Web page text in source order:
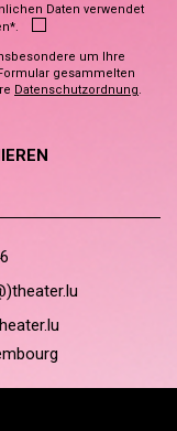
Daten verwendet
um Ihre
gesammelten
Datenschutzordnung.